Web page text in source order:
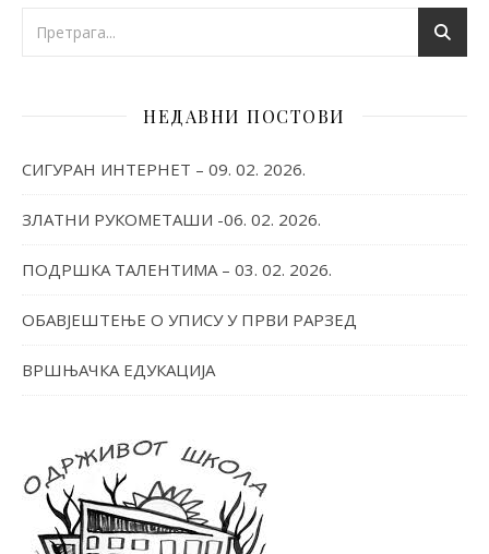
НЕДАВНИ ПОСТОВИ
СИГУРАН ИНТЕРНЕТ – 09. 02. 2026.
ЗЛАТНИ РУКОМЕТАШИ -06. 02. 2026.
ПОДРШКА ТАЛЕНТИМА – 03. 02. 2026.
ОБАВЈЕШТЕЊЕ О УПИСУ У ПРВИ РАРЗЕД
ВРШЊАЧКА ЕДУКАЦИЈА